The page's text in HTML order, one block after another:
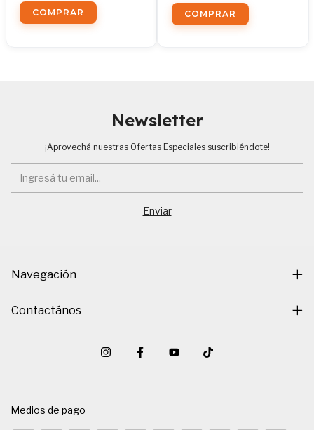
Newsletter
¡Aprovechá nuestras Ofertas Especiales suscribiéndote!
Navegación
Contactános
Medios de pago